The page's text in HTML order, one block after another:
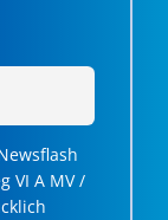
VI A MV /